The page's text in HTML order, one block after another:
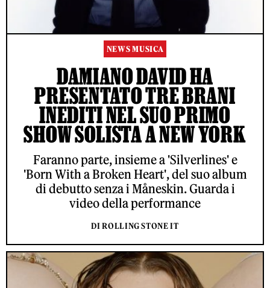
NEWS MUSICA
DAMIANO DAVID HA
PRESENTATO TRE BRANI
INEDITI NEL SUO PRIMO
SHOW SOLISTA A NEW YORK
Faranno parte, insieme a 'Silverlines' e
'Born With a Broken Heart', del suo album
di debutto senza i Måneskin. Guarda i
video della performance
DI ROLLING STONE IT